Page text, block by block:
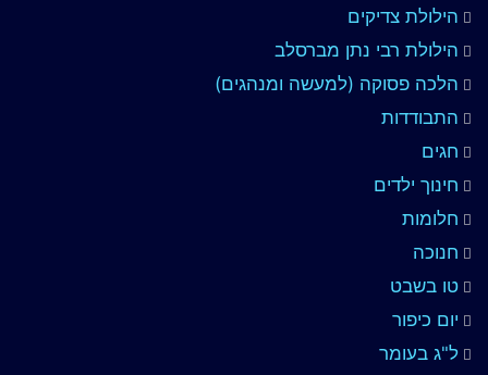
הילולת צדיקים
הילולת רבי נתן מברסלב
הלכה פסוקה (למעשה ומנהגים)
התבודדות
חגים
חינוך ילדים
חלומות
חנוכה
טו בשבט
יום כיפור
ל"ג בעומר